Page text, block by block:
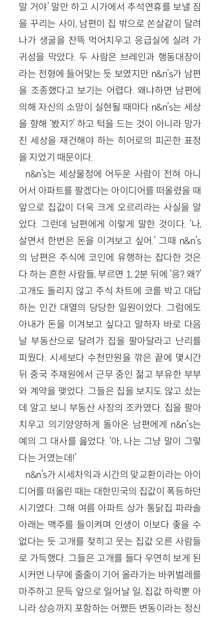
말 거야’ 말만 하고 시가에서 추석연휴를 보낼 짐
을 꾸리는 사이, 남편이 집 밖으로 쏜살같이 달려
나가 생굴을 잔뜩 먹어치우고 응급실에 실려 가
귀성을 막았다. 두 사람은 브레인과 행동대장이
라는 전형에 들어맞는 듯 보였지만 n&n’s가 남편
을 조종했다고 보기는 어렵다. 왜냐하면 남편에
의해 자신의 소망이 실현될 때마다 n&n’s는 세상
을 향해 ‘봤지?’ 하고 턱을 드는 것이 아니라 망가
진 세상을 재건해야 하는 히어로의 피곤한 표정
을 지었기 때문이다.
n&n’s는 세상물정에 어두운 사람이 전혀 아니
어서 아파트를 팔겠다는 아이디어를 떠올렸을 때
앞으로 집값이 더욱 크게 오르리라는 사실을 알
았다. 그런데 남편에게 이렇게 말한 것이다. ‘나,
살면서 한번은 돈을 이겨보고 싶어.’ 그때 n&n’s
의 남편은 주식에 코인에 유행하는 잡다한 것은
다 하는 흔한 사람들, 부르면 1, 2분 뒤에 ‘응? 왜?’
고개도 돌리지 않고 주식 차트에 코를 박고 대답
하는 인간 대열의 당당한 일원이었다. 그럼에도
아내가 돈을 이겨보고 싶다고 말하자 바로 다음
날 부동산으로 달려가 집을 팔아달라고 난리를
피웠다. 시세보다 수천만원을 깎은 끝에 몇시간
뒤 중국 주재원에서 근무 중인 젊고 부유한 부부
와 계약을 맺었다. 그들은 집을 보지도 않고 샀는
데 알고 보니 부동산 사장의 조카였다. 집을 팔아
치우고 의기양양하게 돌아온 남편에게 n&n’s는
예의 그 대사를 읊었다. ‘아, 나는 그냥 말이 그렇
다는 거였는데!’
n&n’s가 시세차익과 시간의 맞교환이라는 아이
디어를 떠올린 때는 대한민국의 집값이 폭등하던
시기였다. 그해 여름 아파트 상가 통닭집 파라솔
아래는 맥주를 들이켜며 인생이 이보다 좋을 수
없다는 듯 고개를 젖히고 웃는 집값 오른 사람들
로 가득했다. 그들은 고개를 들다 우연히 보게 된
시커먼 나무에 줄줄이 기어 올라가는 바퀴벌레를
마주하고 문득 앞으로 일어날 일, 집값 하락뿐 아
니라 상승까지 포함하는 어쨌든 변동이라는 정신